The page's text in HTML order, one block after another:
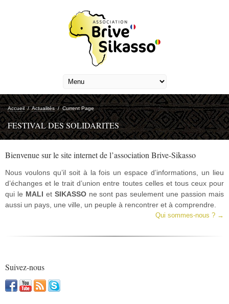
Accueil/Actualités/Current Page
FESTIVAL DES SOLIDARITES
Bienvenue sur le site internet de l’association Brive-Sikasso
Nous voulons qu’il soit à la fois un espace d’informations, un lieu
d’échanges et le trait d’union entre toutes celles et tous ceux pour
qui le MALI et SIKASSOne sont pas seulement une passion mais
aussi un pays, une ville, un peuple à rencontrer et à comprendre.
Qui sommes-nous ? →
Suivez-nous